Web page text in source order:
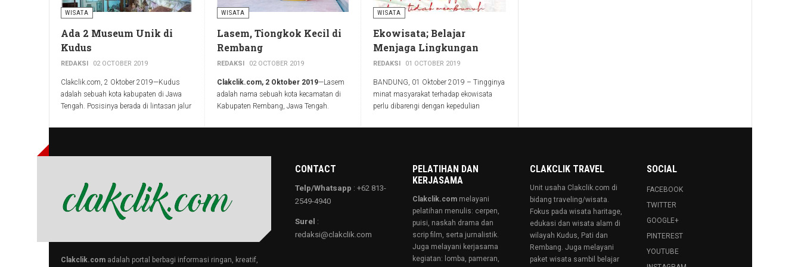
WISATA
Ada 2 Museum Unik di
Kudus
REDAKSI 02 OCTOBER 2019
Clakclik.com, 2 Oktober 2019—Kudus
adalah sebuah kota kabupaten di Jawa
Tengah. Posisinya berada di lintasan jalur
Semarang-Demak dan Pati-Rembang.
satu-satunya di Indonesia; yakni
Museum Kretek dan Museum Jenang.
WISATA
Lasem, Tiongkok Kecil di
Rembang
REDAKSI 02 OCTOBER 2019
Clakclik.com, 2 Oktober 2019—Lasem
adalah nama sebuah kota kecamatan di
Kabupaten Rembang, Jawa Tengah.
dijuluki 'Tiongkok Kecil' ini punya sejarah
keindahan alam yang eksotik.
ragam kuliner-nya membuat Lasem
menjadi salah satu magnet wisatawan
baik lokal maupun manca negara. Berikut
beberapa keunggulan Lasem yang
membuatnya layak untuk dikunjungi:
WISATA
Ekowisata; Belajar
Menjaga Lingkungan
REDAKSI 01 OCTOBER 2019
BANDUNG, 01 Oktober 2019 – Tingginya
minat masyarakat terhadap ekowisata
perlu dibarengi dengan kepedulian
melestarikan lingkungan wajib
Clakclik.com adalah portal berbagi informasi ringan, kreatif,
CONTACT
Telp/Whatsapp : +62 813-
2549-4940
Surel :
redaksi@clakclik.com
PELATIHAN DAN
KERJASAMA
Clakclik.commelayani
pelatihan menulis: cerpen,
puisi, naskah drama dan
scrip film, serta jurnalistik.
Juga melayani kerjasama
kegiatan: lomba, pameran,
CLAKCLIK TRAVEL
Unit usaha Clakclik.com di
bidang traveling/wisata.
Fokus pada wisata haritage,
edukasi dan wisata alam di
wilayah Kudus, Pati dan
Rembang. Juga melayani
paket wisata sambil belajar
SOCIAL
FACEBOOK
TWITTER
GOOGLE+
PINTEREST
YOUTUBE